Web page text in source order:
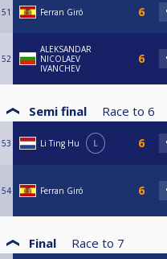
51 Ferran Giró
52
ALEKSANDAR
NICOLAEV
IVANCHEV
Semi final Race to 6
53 Li Ting Hu L
54 Ferran Giró
Final Race to 7